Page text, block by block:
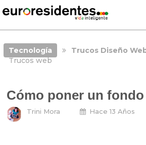
Tecnología Trucos Diseño
Trucos web
Cómo poner un
Trini Mora Hace 13 Años